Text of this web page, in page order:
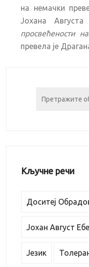
на немачки
Јохана
просвећености
превела је
Кључне речи
Доситеј
Јохан Август
Језик